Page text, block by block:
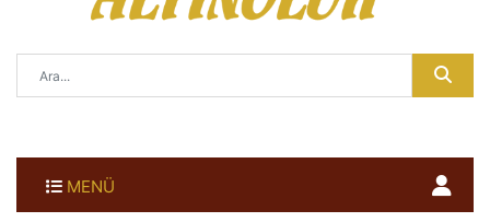
MENÜ